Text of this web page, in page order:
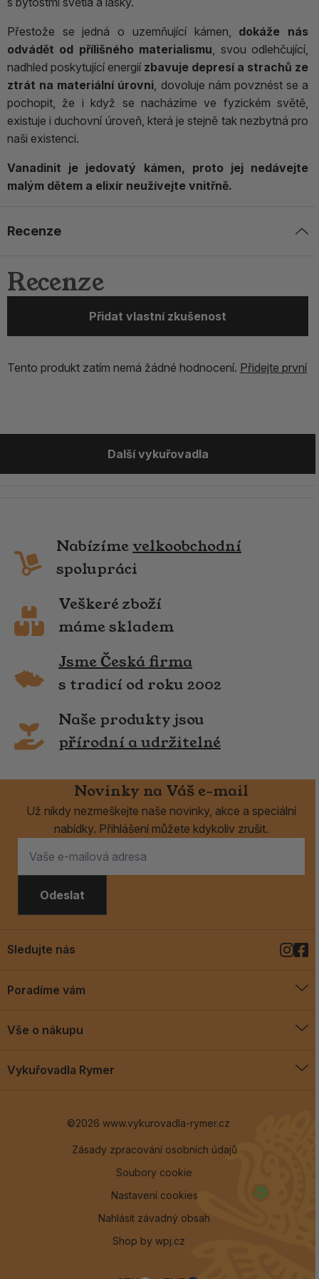
Přestože se jedná o uzemňující kámen, dokáže nás
odvádět od přílišného materialismu, svou odlehčující,
nadhled poskytující energií zbavuje depresí a strachů ze
ztrát na materiální úrovni, dovoluje nám povznést se a
pochopit, že i když se nacházíme ve fyzickém světě,
existuje i duchovní úroveň, která je stejně tak nezbytná pro
naši existenci.
Vanadinit je jedovatý kámen, proto jej nedávejte
malým dětem a elixír neužívejte vnitřně.
Recenze
Recenze
Přidat vlastní zkušenost
Tento produkt zatím nemá žádné hodnocení. Přidejte první
Další vykuřovadla
Nabízíme velkoobchodní
spolupráci
Veškeré zboží
máme skladem
Jsme Česká firma
s tradicí od roku 2002
Naše produkty jsou
přírodní a udržitelné
Novinky na Váš e-mail
Už nikdy nezmeškejte naše novinky, akce a speciální
nabídky. Přihlášení můžete kdykoliv zrušit.
Odeslat
Poradíme vám
Blog
Vše o nákupu
Vykuřovadla Rymer
Sledujte nás
©2026 www.vykurovadla-rymer.cz
Zásady zpracování osobních údajů
Soubory cookie
Nastavení cookies
Nahlásit závadný obsah
Shop by wpj.cz